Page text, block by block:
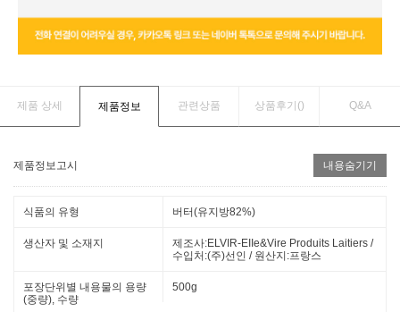
제품 상세 제품정보 관련상품 상품후기() Q&A
제품정보고시 내용숨기기
식품의 유형 버터(유지방82%)
생산자 및 소재지
제조사:ELVIR-EIIe&Vire Produits Laitiers /
수입처:(주)선인 / 원산지:프랑스
포장단위별 내용물의 용량
(중량), 수량
500g